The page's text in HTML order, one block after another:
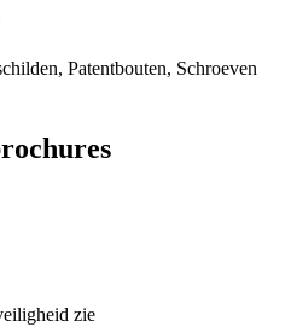
, Patentbouten, Schroeven
zie